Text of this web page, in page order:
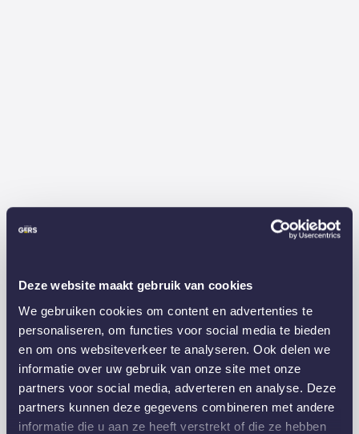
Deze website maakt gebruik van cookies
We gebruiken cookies om content en advertenties te
personaliseren, om functies voor social media te bieden
en om ons websiteverkeer te analyseren. Ook delen we
informatie over uw gebruik van onze site met onze
partners voor social media, adverteren en analyse. Deze
partners kunnen deze gegevens combineren met andere
informatie die u aan ze heeft verstrekt of die ze hebben